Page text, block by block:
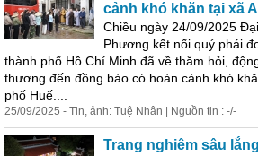
cảnh khó khăn tại xã
Chiều ngày 24/09/2025
Phương kết nối quý phái
thành phố Hồ Chí Minh đã về thăm hỏi,
thương đến đồng bào có hoàn cảnh khó
phố Huế....
25/09/2025 - Tin, ảnh: Tuệ Nhân | Nguồn tin : -/-
Trang nghiêm sâu